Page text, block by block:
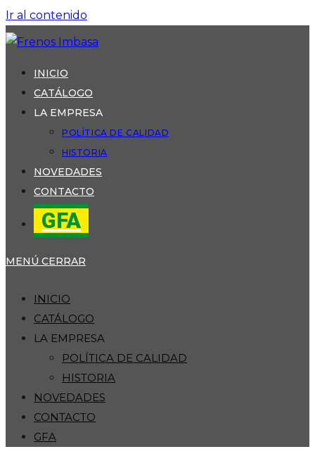
Ir al contenido
INICIO
CATÁLOGO
LA EMPRESA
POLÍTICA DE CALIDAD
HISTORIA
NOVEDADES
CONTACTO
GFA
MENÚ CERRAR
INICIO
CATÁLOGO
LA EMPRESA
POLÍTICA DE CALIDAD
HISTORIA
NOVEDADES
CONTACTO
GFA